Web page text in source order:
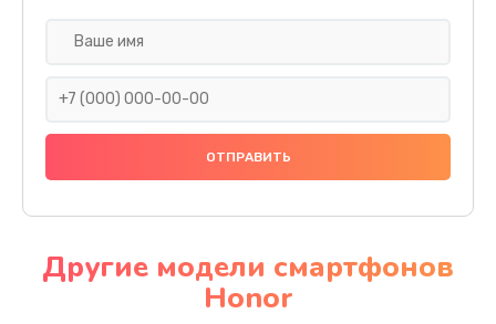
Замена задней камеры
Замена динамика
Замена стекла камеры
Другие модели смартфонов
Honor